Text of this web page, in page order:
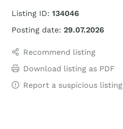
Listing ID: 134046
Posting date: 29.07.2026
Recommend listing
Download listing as PDF
Report a suspicious listing